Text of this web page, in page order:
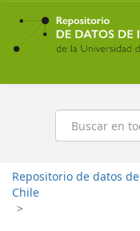
Ir
contenido
principal
Buscar
Repositorio de datos
Chile
>